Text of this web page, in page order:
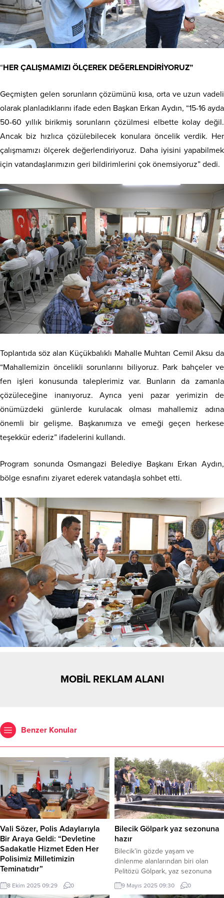
“HER ÇALIŞMAMIZI ÖLÇEREK DEĞERLENDİRİYORUZ”
Geçmişten gelen sorunların çözümünü kısa, orta ve uzun vadeli
olarak planladıklarını ifade eden Başkan Erkan Aydın, “15-16 ayda
50-60 yıllık birikmiş sorunların çözülmesi elbette kolay değil.
Ancak biz hızlıca çözülebilecek konulara öncelik verdik. Her
çalışmamızı ölçerek değerlendiriyoruz. Daha iyisini yapabilmek
için vatandaşlarımızın geri bildirimlerini çok önemsiyoruz” dedi.
Toplantıda söz alan Küçükbalıklı Mahalle Muhtarı Cemil Aksu da
“Mahallemizin öncelikli sorunlarını biliyoruz. Park bahçeler ve
fen işleri konusunda taleplerimiz var. Bunların da zamanla
çözüleceğine inanıyoruz. Ayrıca yeni pazar yerimizin de
önümüzdeki günlerde kurulacak olması mahallemiz adına
önemli bir gelişme. Başkanımıza ve emeği geçen herkese
teşekkür ederiz” ifadelerini kullandı.
Program sonunda Osmangazi Belediye Başkanı Erkan Aydın,
bölge esnafını ziyaret ederek vatandaşla sohbet etti.
MOBİL REKLAM ALANI
Benzer Konular
Vali Sözer, Polis Adaylarıyla
Bir Araya Geldi: “Devletine
Sadakatle Hizmet Eden Her
Polisimiz Milletimizin
Teminatıdır”
Bilecik Valisi Faik Oktay Sözer,
Bilecik Polis Meslek Eğitim Merkezi
8 Ekim 2025 09:29 0
Bilecik Gölpark yaz sezonuna
hazır
Bilecik’in gözde yaşam ve
dinlenme alanlarından biri olan
Pelitözü Gölpark, yaz sezonuna
hızla hazırlanıyor. Vali Şefik Aygöl, İl
Özel İdaresi tarafından yürütülen
9 Mayıs 2025 09:30 0